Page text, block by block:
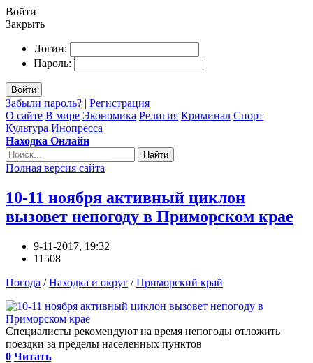
Войти
Закрыть
Логин:
Пароль:
Войти
Забыли пароль? | Регистрация
О сайте В мире Экономика Религия Криминал Спорт
Культура Инопресса
Находка Онлайн
Найти
Полная версия сайта
10-11 ноября активный циклон
вызовет непогоду в Приморском крае
9-11-2017, 19:32
11508
Погода /Находка и округ /Приморский край
Специалисты рекомендуют на время непогоды отложить
поездки за пределы населенных пунктов
0 Читать